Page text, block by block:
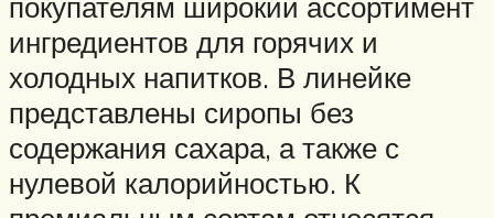
ингредиентов для горячих и
холодных напитков. В линейке
представлены сиропы без
содержания сахара, а также с
нулевой калорийностью. К